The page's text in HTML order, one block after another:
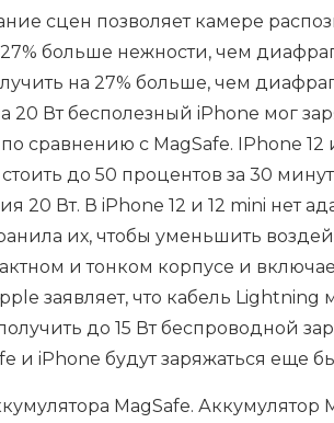
сцен позволяет камере
больше нежности, чем
на 27% больше, чем
Вт бесполезный iPhone мог
сравнению с MagSafe. IPhone 12
до 50 процентов за 30
20 Вт. В iPhone 12 и 12 mini нет
их, чтобы уменьшить
и тонком корпусе и
заявляет, что кабель
до 15 Вт беспроводной
и iPhone будут заряжаться еще
MagSafe. Аккумулятор